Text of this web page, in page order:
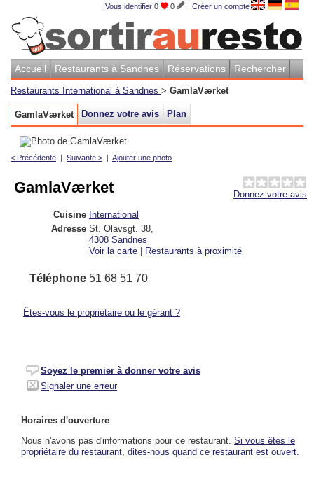
Vous identifier 0 0 | Créer un compte
Accueil Restaurants à Sandnes Réservations Rechercher
Restaurants International à Sandnes > GamlaVærket
GamlaVærket Donnez votre avis Plan
< Précédente | Suivante > | Ajouter une photo
Donnez votre avis
GamlaVærket
Cuisine International
Adresse St. Olavsgt. 38
4308 Sandnes
Voir la carte
Restaurants à proximité
Téléphone 51 68 51 70
Êtes-vous le propriétaire ou le gérant ?
Soyez le premier à donner votre avis
Signaler une erreur
Horaires d'ouverture
Nous n'avons pas d'informations pour ce restaurant. Si vous êtes le
propriétaire du restaurant, dites-nous quand ce restaurant est ouvert.